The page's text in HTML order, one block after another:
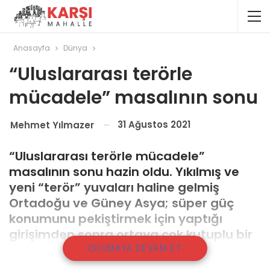
Anasayfa Dünya
“Uluslararası terörle
mücadele” masalının sonu
Mehmet Yılmazer 31 Ağustos 2021
“Uluslararası terörle mücadele”
masalının sonu hazin oldu. Yıkılmış ve
yeni “terör” yuvaları haline gelmiş
Ortadoğu ve Güney Asya; süper güç
konumunu pekiştirmek için yaptığı
girişimden sonra ortaya çok kutuplu bir
dünyanın çıkması; Batı dünyasını iyice
rahatsız eden büyük bir göç dalgasının
OKUMAYA DEVAM ET